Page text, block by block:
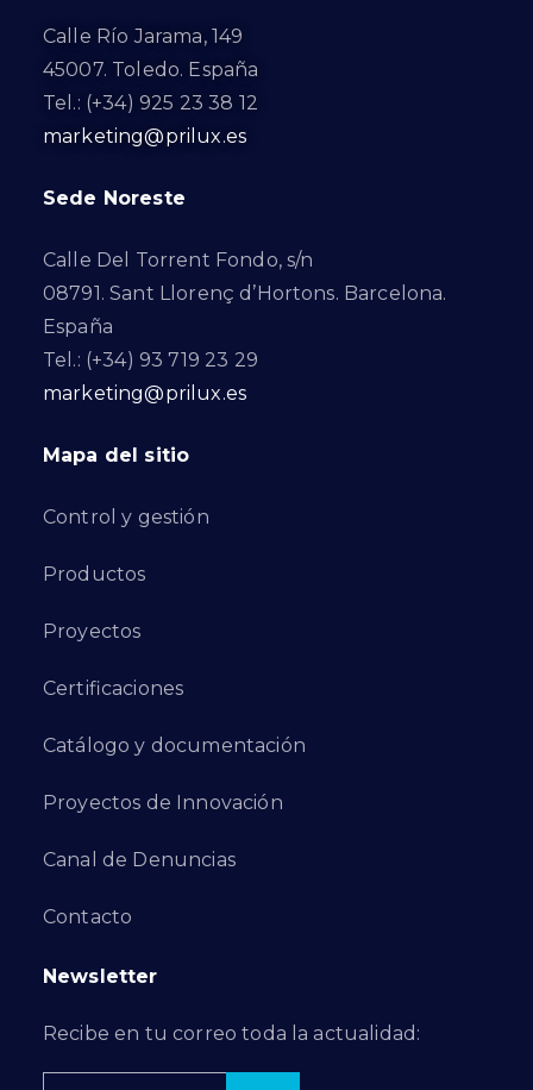
Calle Río Jarama, 149
45007. Toledo. España
Tel.: (+34) 925 23 38 12
marketing@prilux.es
Sede Noreste
Calle Del Torrent Fondo, s/n
08791. Sant Llorenç d’Hortons. Barcelona.
España
Tel.: (+34) 93 719 23 29
marketing@prilux.es
Mapa del sitio
Control y gestión
Productos
Proyectos
Certificaciones
Catálogo y documentación
Proyectos de Innovación
Canal de Denuncias
Contacto
Newsletter
Recibe en tu correo toda la actualidad: